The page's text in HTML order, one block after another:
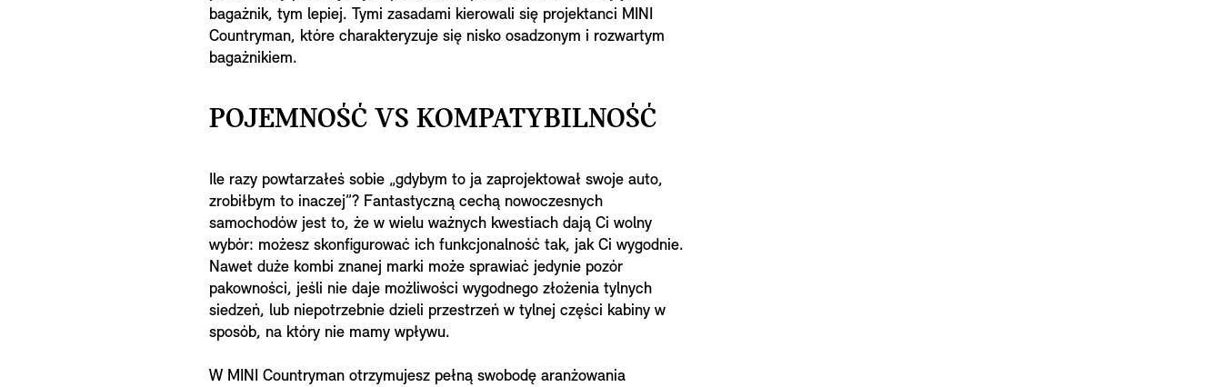
bagażnik, tym lepiej. Tymi zasadami kierowali się projektanci MINI
Countryman, które charakteryzuje się nisko osadzonym i rozwartym
bagażnikiem.
POJEMNOŚĆ VS KOMPATYBILNOŚĆ
Ile razy powtarzałeś sobie „gdybym to ja zaprojektował swoje auto,
zrobiłbym to inaczej”? Fantastyczną cechą nowoczesnych
samochodów jest to, że w wielu ważnych kwestiach dają Ci wolny
wybór: możesz skonfigurować ich funkcjonalność tak, jak Ci wygodnie.
Nawet duże kombi znanej marki może sprawiać jedynie pozór
pakowności, jeśli nie daje możliwości wygodnego złożenia tylnych
siedzeń, lub niepotrzebnie dzieli przestrzeń w tylnej części kabiny w
sposób, na który nie mamy wpływu.
W MINI Countryman otrzymujesz pełną swobodę aranżowania